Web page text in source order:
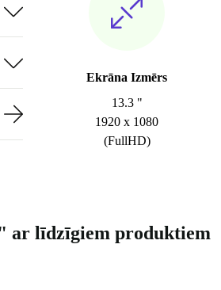
Ekrāna Izmērs
13.3 "
1920 x 1080
(FullHD)
ar līdzīgiem produktiem